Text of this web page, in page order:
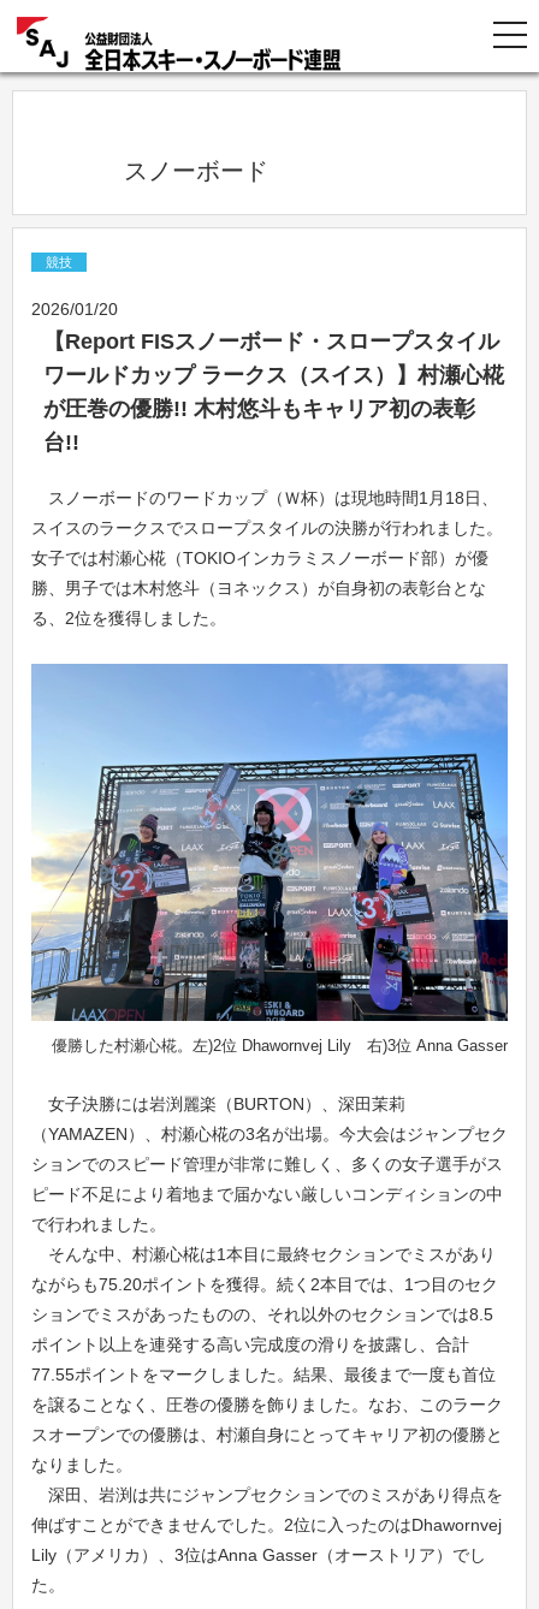
            スノーボード
競技
2026/01/20
【Report FISスノーボード・スロープスタイル
ワールドカップ ラークス（スイス）】村瀬心椛
が圧巻の優勝!! 木村悠斗もキャリア初の表彰
台!!
スノーボードのワードカップ（Ｗ杯）は現地時間1月18日、
スイスのラークスでスロープスタイルの決勝が行われました。
女子では村瀬心椛（TOKIOインカラミスノーボード部）が優
勝、男子では木村悠斗（ヨネックス）が自身初の表彰台とな
る、2位を獲得しました。
優勝した村瀬心椛。左)2位 Dhawornvej Lily 右)3位 Anna Gasser
女子決勝には岩渕麗楽（BURTON）、深田茉莉
（YAMAZEN）、村瀬心椛の3名が出場。今大会はジャンプセク
ションでのスピード管理が非常に難しく、多くの女子選手がス
ピード不足により着地まで届かない厳しいコンディションの中
で行われました。
そんな中、村瀬心椛は1本目に最終セクションでミスがあり
ながらも75.20ポイントを獲得。続く2本目では、1つ目のセク
ションでミスがあったものの、それ以外のセクションでは8.5
ポイント以上を連発する高い完成度の滑りを披露し、合計
77.55ポイントをマークしました。結果、最後まで一度も首位
を譲ることなく、圧巻の優勝を飾りました。なお、このラーク
スオープンでの優勝は、村瀬自身にとってキャリア初の優勝と
なりました。
深田、岩渕は共にジャンプセクションでのミスがあり得点を
伸ばすことができませんでした。2位に入ったのはDhawornvej
Lily（アメリカ）、3位はAnna Gasser（オーストリア）でし
た。